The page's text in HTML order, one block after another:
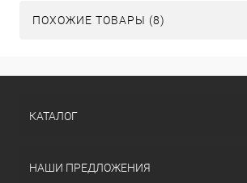
ПОХОЖИЕ ТОВАРЫ (8)
КАТАЛОГ
НАШИ ПРЕДЛОЖЕНИЯ